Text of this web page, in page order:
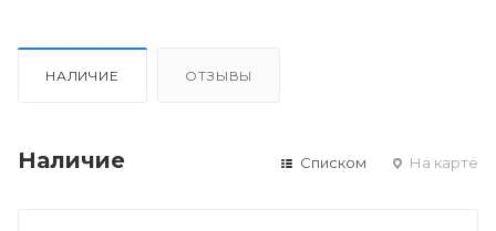
НАЛИЧИЕ ОТЗЫВЫ
Наличие Списком На карте